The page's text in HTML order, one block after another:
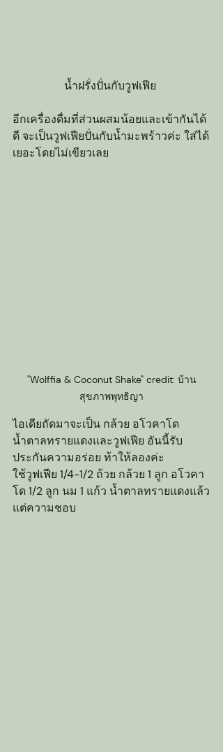
น้ำฝรั่งปั่นกับวูฟเฟีย
อีกเครื่องดื่มที่ส่วนผสมน้อยและเข้ากันได้
ดี จะเป็นวูฟเฟียปั่นกับน้ำมะพร้าวค่ะ ใส่ได้
เยอะโดยไม่เขียวเลย
"Wolffia & Coconut Shake" credit: บ้าน
สุขภาพพุทธิญา
ไอเดียถัดมาจะเป็น กล้วย อโวคาโด
น้ำตาลทรายแดงและวูฟเฟีย อันนี้รับ
ประกันความอร่อย ท้าให้ลองค่ะ
ใช้วูฟเฟีย 1/4-1/2 ถ้วย กล้วย 1 ลูก อโวคา
โด 1/2 ลูก นม 1 แก้ว น้ำตาลทรายแดงแล้ว
แต่ความชอบ